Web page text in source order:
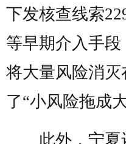
下发核查线索
等早期介入手
将大量风险消
了“小风险拖成
此外，宁夏